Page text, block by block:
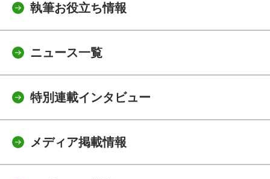
執筆お役立ち情報
ニュース一覧
特別連載インタビュー
メディア掲載情報